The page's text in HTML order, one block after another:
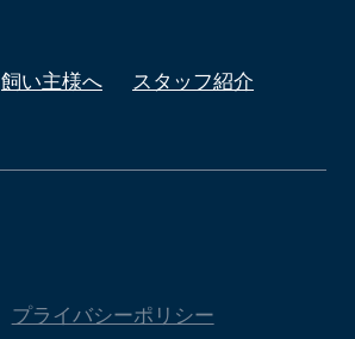
飼い主様へ
スタッフ紹介
プライバシーポリシー